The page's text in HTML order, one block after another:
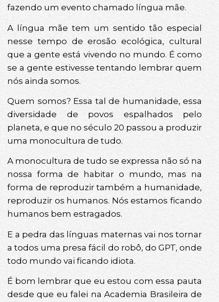
fazendo um evento chamado língua mãe.
A língua mãe tem um sentido tão especial
nesse tempo de erosão ecológica, cultural
que a gente está vivendo no mundo. É como
se a gente estivesse tentando lembrar quem
nós ainda somos.
Quem somos? Essa tal de humanidade, essa
diversidade de povos espalhados pelo
planeta, e que no século 20 passou a produzir
uma monocultura de tudo.
A monocultura de tudo se expressa não só na
nossa forma de habitar o mundo, mas na
forma de reproduzir também a humanidade,
reproduzir os humanos. Nós estamos ficando
humanos bem estragados.
E a pedra das línguas maternas vai nos tornar
a todos uma presa fácil do robô, do GPT, onde
todo mundo vai ficando idiota.
É bom lembrar que eu estou com essa pauta
desde que eu falei na Academia Brasileira de